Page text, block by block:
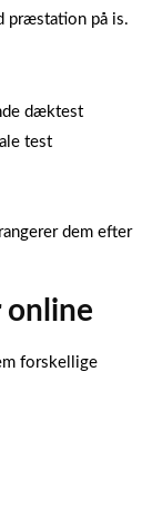
præstation på is.
dæktest
test
dem efter
online
forskellige